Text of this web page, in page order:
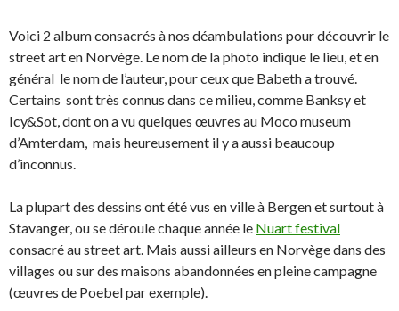
Voici 2 album consacrés à nos déambulations pour découvrir le
street art en Norvège. Le nom de la photo indique le lieu, et en
général le nom de l’auteur, pour ceux que Babeth a trouvé.
Certains sont très connus dans ce milieu, comme Banksy et
Icy&Sot, dont on a vu quelques œuvres au Moco museum
d’Amterdam, mais heureusement il y a aussi beaucoup
d’inconnus.
La plupart des dessins ont été vus en ville à Bergen et surtout à
Stavanger, ou se déroule chaque année le Nuart festival
consacré au street art. Mais aussi ailleurs en Norvège dans des
villages ou sur des maisons abandonnées en pleine campagne
(œuvres de Poebel par exemple).